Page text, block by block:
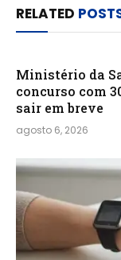
RELATED
Ministério da
concurso com
sair em breve
agosto 6, 2026